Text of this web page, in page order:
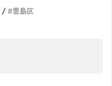
豊島区